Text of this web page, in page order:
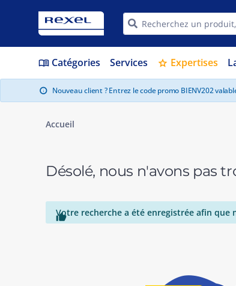
menu_book Catégories Services star Expertises
info Nouveau client ? Entrez le code promo BIENV202
Accueil
Désolé, nous n'avons pas

Votre recherche a été enregistrée afin